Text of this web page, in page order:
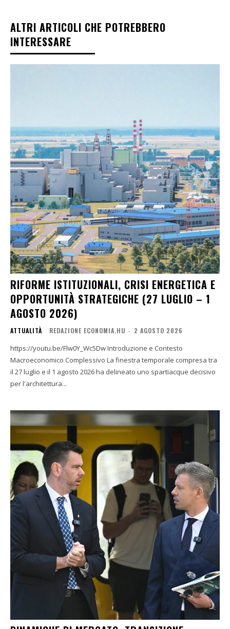
ALTRI ARTICOLI CHE POTREBBERO
INTERESSARE
RIFORME ISTITUZIONALI, CRISI ENERGETICA E
OPPORTUNITÀ STRATEGICHE (27 LUGLIO – 1
AGOSTO 2026)
ATTUALITÀ REDAZIONE ECONOMIA.HU - 2 AGOSTO 2026
https://youtu.be/Flw0Y_Wc5Dw Introduzione e Contesto
Macroeconomico Complessivo La finestra temporale compresa tra
il 27 luglio e il 1 agosto 2026 ha delineato uno spartiacque decisivo
per l'architettura...